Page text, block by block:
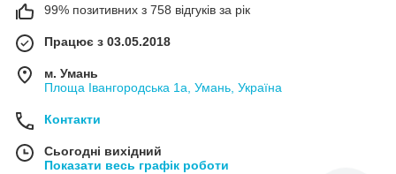
99% позитивних з 758 відгуків за рік
Працює з 03.05.2018
м. Умань
Площа Івангородська 1а, Умань, Україна
Контакти
Сьогодні вихідний
Показати весь графік роботи